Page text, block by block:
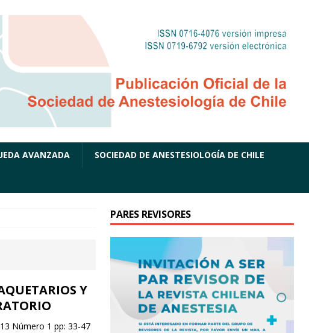
AVANZADA SOCIEDAD DE ANESTESIOLOGÍA DE CHILE
Y
Número 1 pp: 33-47
PARES REVISORES